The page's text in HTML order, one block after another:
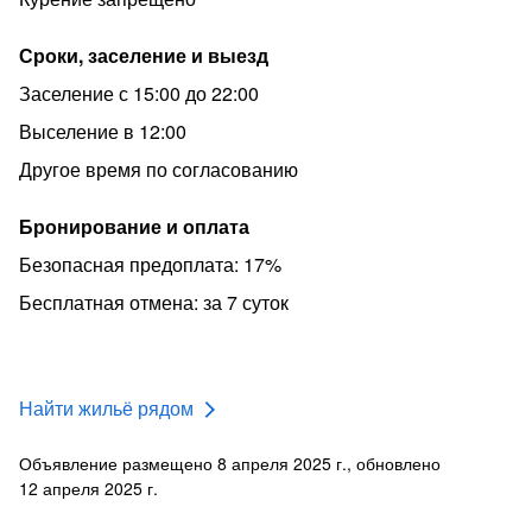
С радостью, добродушием и заботой примем Вас в
гости! Приезжайте!
Сроки, заселение и выезд
Заселение с 15:00 до 22:00
Выселение в 12:00
Другое время по согласованию
Бронирование и оплата
Безопасная предоплата: 17%
Бесплатная отмена: за 7 суток
Найти жильё рядом
Объявление размещено 8 апреля 2025 г., обновлено
12 апреля 2025 г.